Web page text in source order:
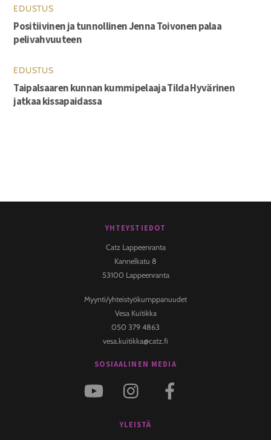
EDUSTUS
Positiivinen ja tunnollinen Jenna Toivonen palaa
pelivahvuuteen
EDUSTUS
Taipalsaaren kunnan kummipelaaja Tilda Hyvärinen
jatkaa kissapaidassa
YHTEYSTIEDOT
Catz Lappeenranta
Kannelkatu 8
53100 Lappeenranta
Myynti/yhteistyökumppanuudet
Vesa Kuitikka
050 379 4863
vesa.kuitikka@catz.fi
SOSIAALINEN MEDIA
YLEISTÄ